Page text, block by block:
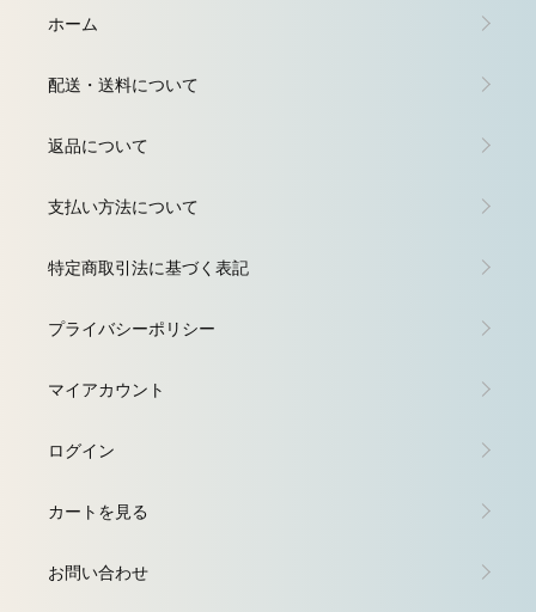
ホーム
配送・送料について
返品について
支払い方法について
特定商取引法に基づく表記
プライバシーポリシー
マイアカウント
ログイン
カートを見る
お問い合わせ